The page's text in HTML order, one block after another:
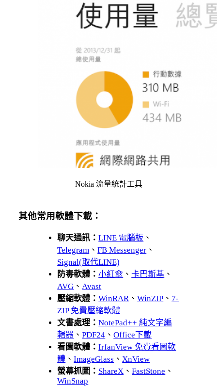
Nokia 流量統計工具
其他常用軟體下載：
聊天通訊：LINE 電腦板 、
Telegram 、FB Messenger 、
Signal(取代LINE)
防毒軟體：小紅傘 、卡巴斯基 、
AVG 、 Avast
壓縮軟體：WinRAR 、WinZIP 、 7-
ZIP 免費壓縮軟體
文書處理：NotePad++ 純文字編
輯器 、PDF24 、Office下載
看圖軟體：IrfanView 免費看圖軟
體 、ImageGlass 、 XnView
螢幕抓圖： ShareX 、FastStone 、
WinSnap